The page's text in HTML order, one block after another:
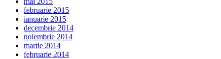
februarie 2015
ianuarie 2015
decembrie 2014
noiembrie 2014
martie 2014
februarie 2014